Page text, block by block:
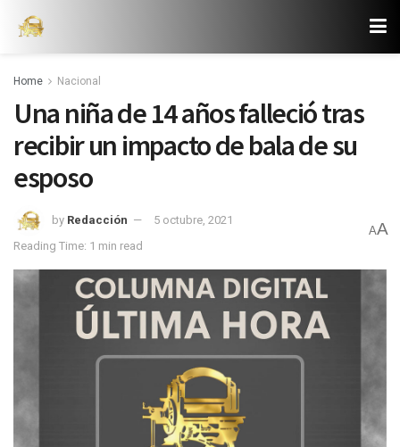
Home Nacional
Una niña de 14 años falleció tras
recibir un impacto de bala de su
esposo
by Redacción
5 octubre, 2021
Reading Time: 1 min read
AA